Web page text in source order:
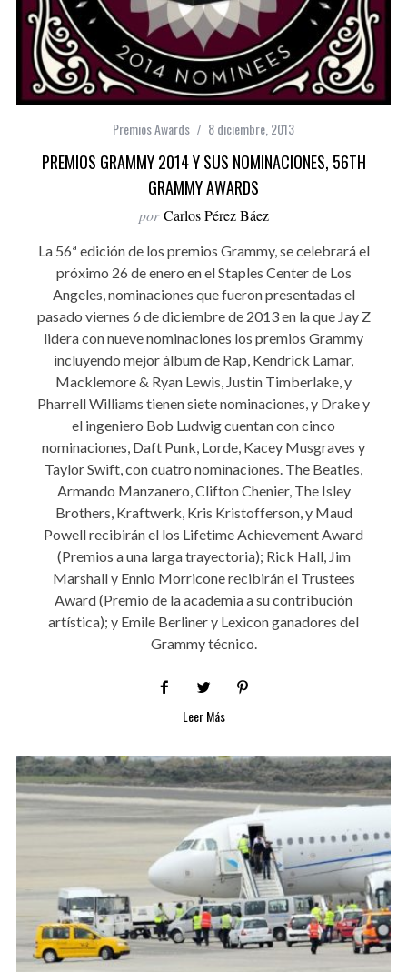
Premios Awards 8 diciembre, 2013
PREMIOS GRAMMY 2014 Y SUS NOMINACIONES, 56TH
GRAMMY AWARDS
por Carlos Pérez Báez
La 56ª edición de los premios Grammy, se celebrará el
próximo 26 de enero en el Staples Center de Los
Angeles, nominaciones que fueron presentadas el
pasado viernes 6 de diciembre de 2013 en la que Jay Z
lidera con nueve nominaciones los premios Grammy
incluyendo mejor álbum de Rap, Kendrick Lamar,
Macklemore & Ryan Lewis, Justin Timberlake, y
Pharrell Williams tienen siete nominaciones, y Drake y
el ingeniero Bob Ludwig cuentan con cinco
nominaciones, Daft Punk, Lorde, Kacey Musgraves y
Taylor Swift, con cuatro nominaciones. The Beatles,
Armando Manzanero, Clifton Chenier, The Isley
Brothers, Kraftwerk, Kris Kristofferson, y Maud
Powell recibirán el los Lifetime Achievement Award
(Premios a una larga trayectoria); Rick Hall, Jim
Marshall y Ennio Morricone recibirán el Trustees
Award (Premio de la academia a su contribución
artística); y Emile Berliner y Lexicon ganadores del
Grammy técnico.
Leer Más